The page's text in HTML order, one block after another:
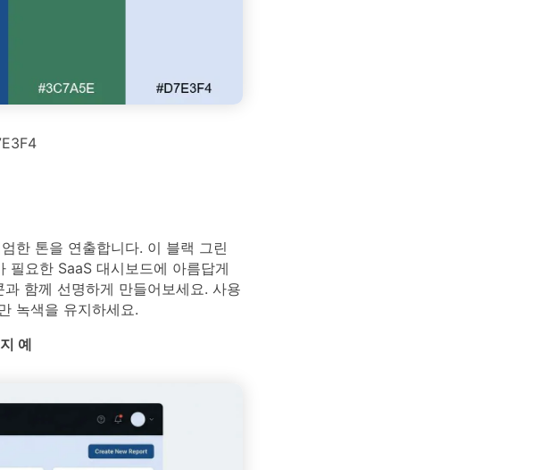
한 톤을 연출합니다. 이 블랙 그린
필요한 SaaS 대시보드에 아름답게
함께 선명하게 만들어보세요. 사용
녹색을 유지하세요.
예